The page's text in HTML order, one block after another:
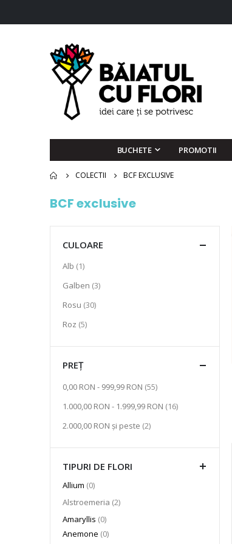
BUCHETE PROMOTII
COLECTII BCF EXCLUSIVE
BCF exclusive
CULOARE
Alb 1articol
Galben 3articol
Rosu 30articol
Roz 5articol
PREȚ
0,00 RON - 999,99 RON 55articol
1.000,00 RON - 1.999,99 RON 16articol
2.000,00 RON și peste 2articol
TIPURI DE FLORI
Allium 0articole
Alstroemeria 2articol
Amaryllis 0articole
Anemone 0articole